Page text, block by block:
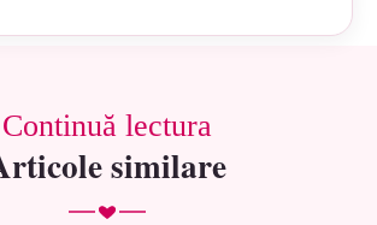
Continuă lectura
similare